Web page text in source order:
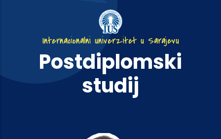
Internacionalni univerzitet u Sarajevu
Postdiplomski
studij